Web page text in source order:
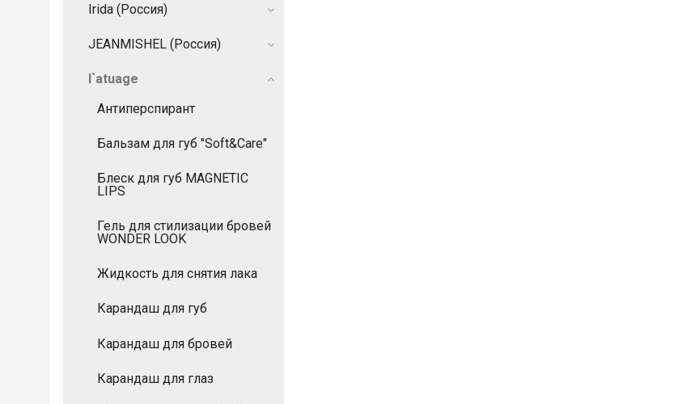
Irida (Россия)
JEANMISHEL (Россия)
l`atuage
Антиперспирант
Бальзам для губ "Soft&Care"
Блеск для губ MAGNETIC
LIPS
Гель для стилизации бровей
WONDER LOOK
Жидкость для снятия лака
Карандаш для губ
Карандаш для бровей
Карандаш для глаз